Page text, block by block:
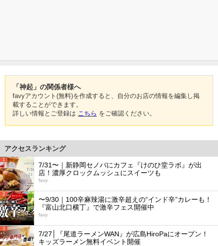
「神起」の関係者様へ
favyアカウント(無料)を作成すると、自分のお店の情報を編集し掲
載することができます。
詳しい情報とご登録は こちら をご確認ください。
アクセスランキング
1
7/31〜｜新静岡セノバにカフェ『けのひ堂ラボ』が出
店！濃厚クロックムッシュにスイーツも
favy
2
〜9/30｜100辛麻辣湯に激辛超えの“インド辛”カレーも！
『富山北口横丁』で激辛フェス開催中
favy
3
7/27│『尾道ラーメンWAN』が広島HiroPaにオープン！
キッズラーメン無料イベント開催